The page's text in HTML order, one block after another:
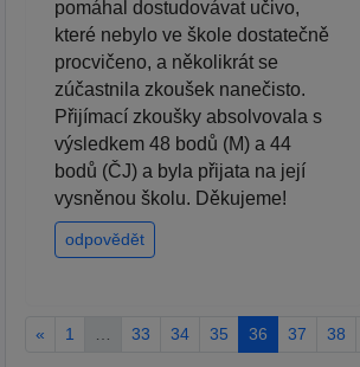
pomáhal dostudovávat učivo,
které nebylo ve škole dostatečně
procvičeno, a několikrát se
zúčastnila zkoušek nanečisto.
Přijímací zkoušky absolvovala s
výsledkem 48 bodů (M) a 44
bodů (ČJ) a byla přijata na její
vysněnou školu. Děkujeme!
odpovědět
« 1 33 34 35 36 37 38